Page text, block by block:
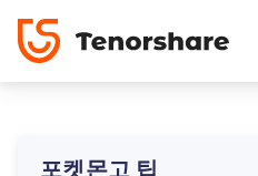
포켓몬고 팁